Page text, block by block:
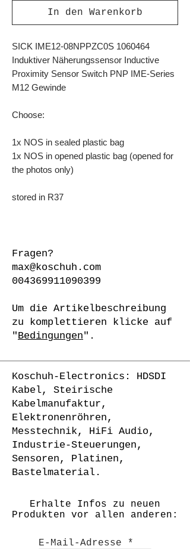
In den Warenkorb
SICK IME12-08NPPZC0S 1060464
Induktiver Näherungssensor Inductive
Proximity Sensor Switch PNP IME-Series
M12 Gewinde
Choose:
1x NOS in sealed plastic bag
1x NOS in opened plastic bag (opened for
the photos only)
stored in R37
Fragen?
max@koschuh.com
004369911090399
Um die Artikelbeschreibung
zu komplettieren klicke auf
"Bedingungen".
Koschuh-Electronics: HDSDI
Kabel, Steirische
Kabelmanufaktur,
Elektronenröhren,
Messtechnik, HiFi Audio,
Industrie-Steuerungen,
Sensoren, Platinen,
Bastelmaterial.
Erhalte Infos zu neuen
Produkten vor allen anderen:
E-Mail-Adresse